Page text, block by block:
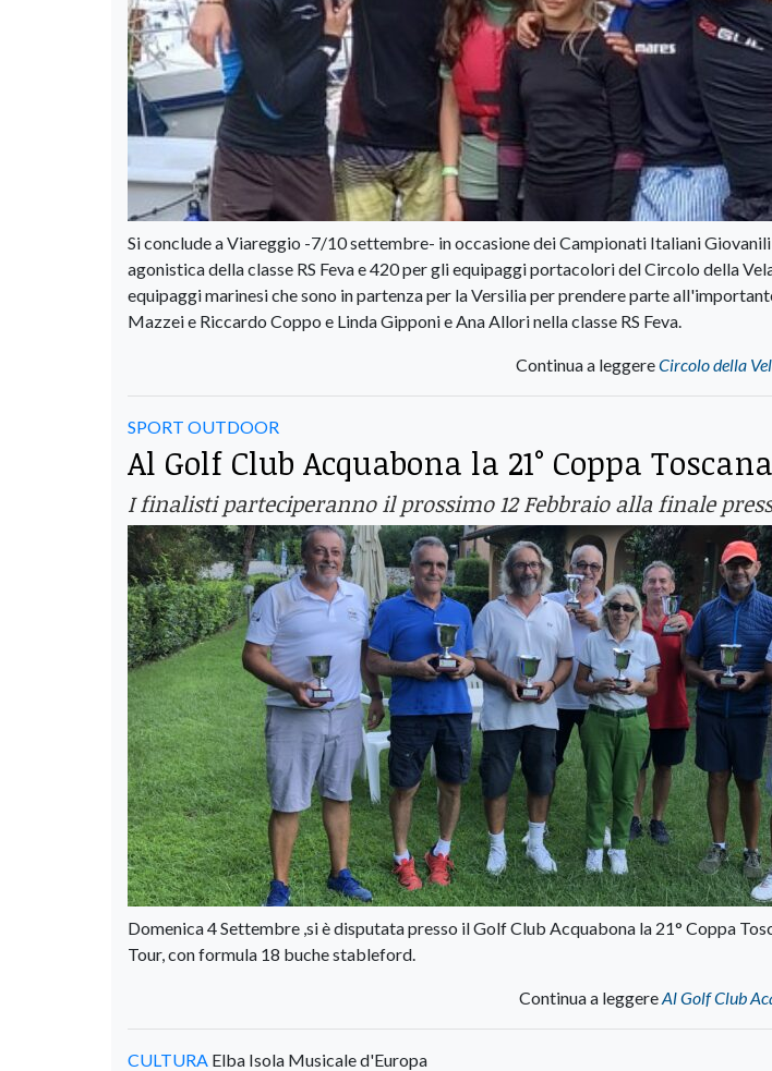
Si conclude a Viareggio -7/10 settembre- in occasione dei Campionati Italiani
agonistica della classe RS Feva e 420 per gli equipaggi portacolori del Circolo della
equipaggi marinesi che sono in partenza per la Versilia per prendere parte
Mazzei e Riccardo Coppo e Linda Gipponi e Ana Allori nella classe RS Feva.
Continua a leggereCircolo della
SPORT OUTDOOR
Al Golf Club Acquabona la 21° Coppa
I finalisti parteciperanno il prossimo 12 Febbraio alla finale
Domenica 4 Settembre ,si è disputata presso il Golf Club Acquabona la 21° Coppa
Tour, con formula 18 buche stableford.
Continua a leggereAl Golf Club
CULTURA Elba Isola Musicale d'Europa